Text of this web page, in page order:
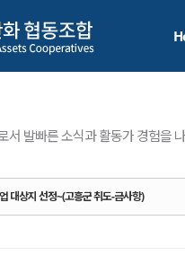
서 발빠른 소식과 활동가 경험을
대상지 선정~(고흥군 취도-금사항)